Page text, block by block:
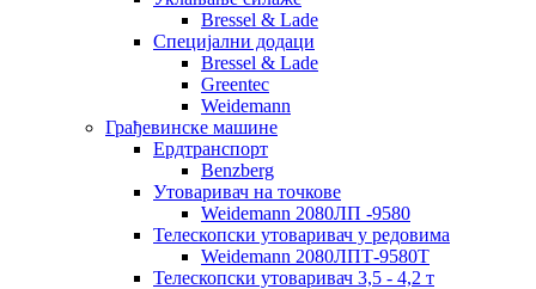
Bressel & Lade
Специјални додаци
Bressel & Lade
Greentec
Weidemann
Грађевинске машине
Ердтранспорт
Benzberg
Утоваривач на точкове
Weidemann 2080ЛП -9580
Телескопски утоваривач у редовима
Weidemann 2080ЛПТ-9580Т
Телескопски утоваривач 3,5 - 4,2 т